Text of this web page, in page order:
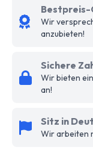
Wir
anzubieten!
Sichere
Wir bieten
an!
Sitz in
Wir arbeiten